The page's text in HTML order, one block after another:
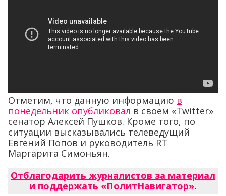
Отметим, что данную информацию в
понедельник опубликовал в своем «Twitter»
сенатор Алексей Пушков. Кроме того, по
ситуации высказывались телеведущий
Евгений Попов и руководитель RT
Маргарита Симоньян.
Отблагодарить журналистов за материал
и поддержать «ПолитНавигатор».